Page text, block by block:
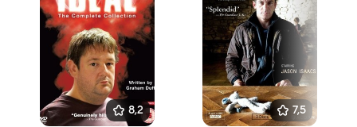
8,2 7,5